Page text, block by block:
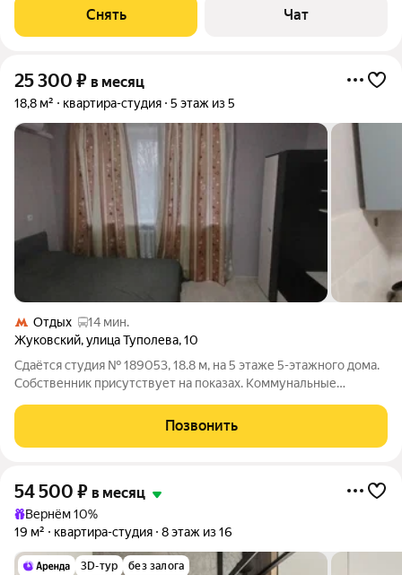
Стиральная машина Холодильник Посудомоечная машина
Микроволновка Дом - кирпичный,
Снять Чат
25 300 ₽ в месяц
18,8 м² квартира-студия 5 этаж из 5
Отдых
14 мин.
Жуковский,улица Туполева,10
Сдаётся студия № 189053, 18.8 м, на 5 этаже 5-этажного дома.
Собственник присутствует на показах. Коммунальные
отдельно. По условиям проживания: можно с детьми, можно с
питомцами. Срок минимальной
Позвонить
54 500 ₽ в месяц
Вернём 10%
19 м²
квартира-студия 8 этаж из 16
3D-тур без залога